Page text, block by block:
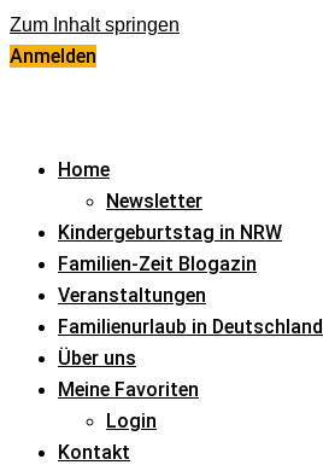
Zum Inhalt springen
Anmelden
Home
Newsletter
Kindergeburtstag in NRW
Familien-Zeit Blogazin
Veranstaltungen
Familienurlaub in Deutschland
Über uns
Meine Favoriten
Login
Kontakt